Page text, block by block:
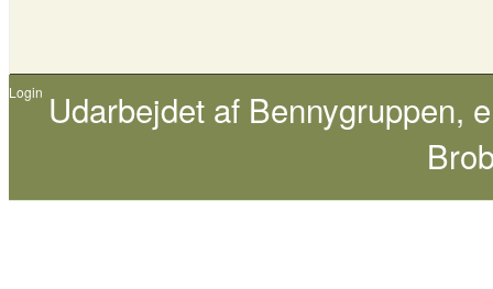
Login Udarbejdet af Bennygruppen,